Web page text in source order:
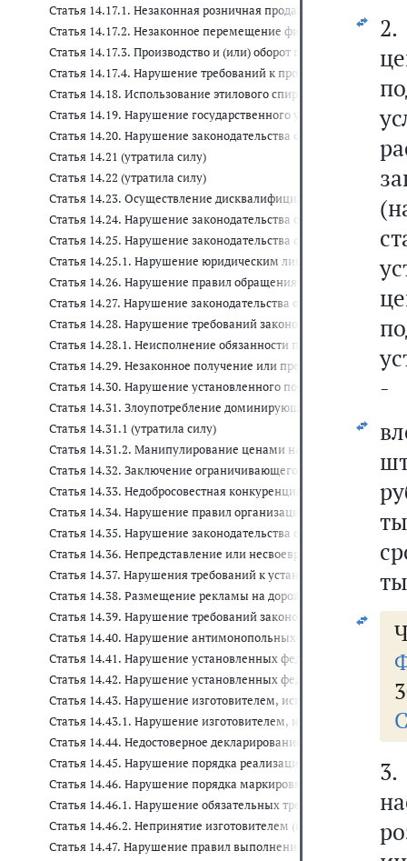
Статья 14.17.1. Незаконная розничная продажа алкогольной
Статья 14.17.2. Незаконное перемещение физическими
Статья 14.17.3. Производство и (или) оборот порошкообразной
Статья 14.17.4. Нарушение требований к производству и (или)
Статья 14.18. Использование этилового спирта,
Статья 14.19. Нарушение государственного учета в области
Статья 14.20. Нарушение законодательства об экспортном
Статья 14.21 (утратила силу)
Статья 14.22 (утратила силу)
Статья 14.23. Осуществление дисквалифицированным лицом
Статья 14.24. Нарушение законодательства об организованных
Статья 14.25. Нарушение законодательства о
Статья 14.25.1. Нарушение юридическим лицом
Статья 14.26. Нарушение правил обращения с ломом и
Статья 14.27. Нарушение законодательства о лотереях
Статья 14.28. Нарушение требований законодательства об
Статья 14.28.1. Неисполнение обязанности по ведению
Статья 14.29. Незаконное получение или предоставление
Статья 14.30. Нарушение установленного порядка сбора,
Статья 14.31. Злоупотребление доминирующим положением
Статья 14.31.1 (утратила силу)
Статья 14.31.2. Манипулирование ценами на оптовом и (или)
Статья 14.32. Заключение ограничивающего конкуренцию
Статья 14.33. Недобросовестная конкуренция
Статья 14.34. Нарушение правил организации деятельности
Статья 14.35. Нарушение законодательства о
Статья 14.36. Непредставление или несвоевременное
Статья 14.37. Нарушения требований к установке и (или)
Статья 14.38. Размещение рекламы на дорожных знаках и
Статья 14.39. Нарушение требований законодательства об
Статья 14.40. Нарушение антимонопольных правил,
Статья 14.41. Нарушение установленных федеральным
Статья 14.42. Нарушение установленных федеральным
Статья 14.43. Нарушение изготовителем, исполнителем
Статья 14.43.1. Нарушение изготовителем, исполнителем
Статья 14.44. Недостоверное декларирование соответствия
Статья 14.45. Нарушение порядка реализации продукции,
Статья 14.46. Нарушение порядка маркировки продукции,
Статья 14.46.1. Нарушение обязательных требований к
Статья 14.46.2. Непринятие изготовителем (исполнителем,
Статья 14.47. Нарушение правил выполнения работ по
2.
-